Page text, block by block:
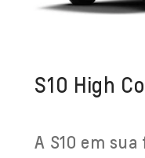
S10 High
A S10 em